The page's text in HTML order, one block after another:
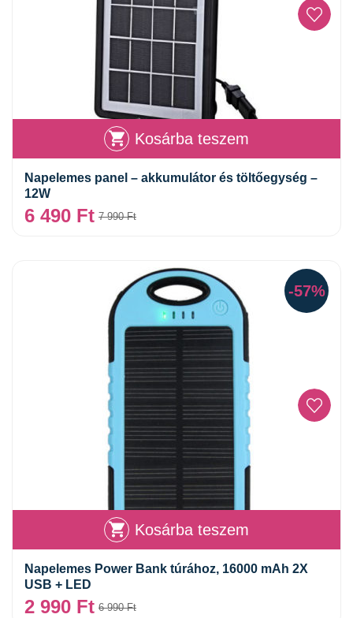
Kosárba teszem
Napelemes panel – akkumulátor és töltőegység –
12W
7 990Ft
6 490 Ft
-57%
Kosárba teszem
Napelemes Power Bank túrához, 16000 mAh 2X
USB + LED
6 990Ft
2 990 Ft